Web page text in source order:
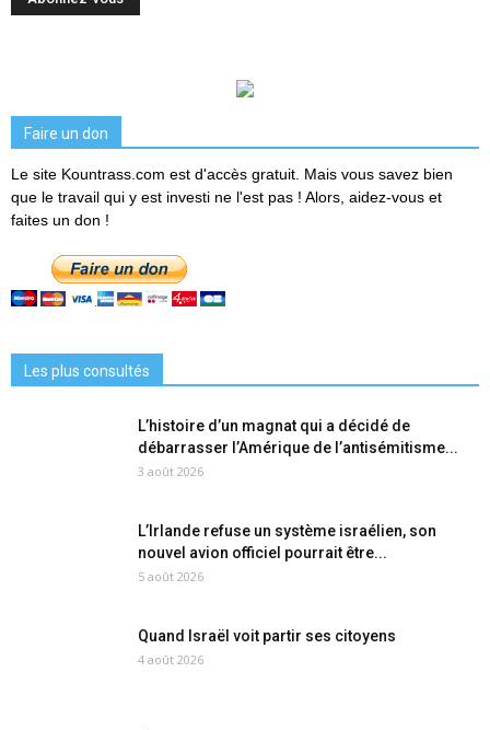
Faire un don
Le site Kountrass.com est d'accès gratuit. Mais vous savez bien
que le travail qui y est investi ne l'est pas ! Alors, aidez-vous et
faites un don !
Les plus consultés
L’histoire d’un magnat qui a décidé de
débarrasser l’Amérique de l’antisémitisme...
3 août 2026
L’Irlande refuse un système israélien, son
nouvel avion officiel pourrait être...
5 août 2026
Quand Israël voit partir ses citoyens
4 août 2026